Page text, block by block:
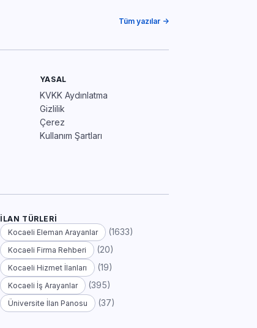
Tüm yazılar →
YASAL
KVKK Aydınlatma
Gizlilik
Çerez
Kullanım Şartları
İLAN TÜRLERI
Kocaeli Eleman Arayanlar
(1633)
Kocaeli Firma Rehberi (20)
Kocaeli Hizmet İlanları (19)
Kocaeli İş Arayanlar (395)
Üniversite İlan Panosu (37)